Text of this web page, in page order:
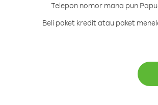
Telepon nomor mana pun
Beli paket kredit atau paket